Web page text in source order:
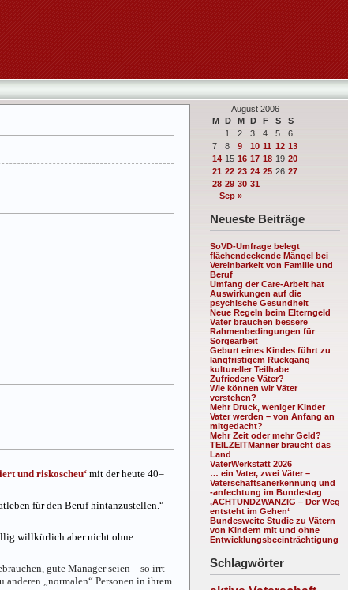
August 2006
M D M D F S
S
1
2 3 4 5
6
7
8 9 10 11 12 13
14 15 16 17 18 19 20
21 22 23 24 25 26 27
28 29 30 31
Sep »
Neueste Beiträge
SoVD-Umfrage belegt
flächendeckende Mängel bei
Vereinbarkeit von Familie und
Beruf
Umfang der Care-Arbeit hat
Auswirkungen auf die
psychische Gesundheit
Neue Regeln beim Elterngeld
Väter brauchen bessere
Rahmenbedingungen für
Sorgearbeit
Geburt eines Kindes führt zu
langfristigem Rückgang
kultureller Teilhabe
Zufriedene Väter?
Wie können wir Väter
verstehen?
Mehr Druck, weniger Kinder
Vater werden – von Anfang an
mitgedacht?
Mehr Zeit oder mehr Geld?
TEILZEITMänner braucht das
Land
VäterWerkstatt 2026
… ein Vater, zwei Väter –
Vaterschaftsanerkennung und
-anfechtung im Bundestag
‚ACHTUNDZWANZIG – Der Weg
entsteht im Gehen‘
Bundesweite Studie zu Vätern
von Kindern mit und ohne
Entwicklungsbeeinträchtigung
Schlagwörter
und riskoscheu‘ mit der heute 40–
für den Beruf hintanzustellen.“
willkürlich aber nicht ohne
gute Manager seien – so irrt
„normalen“ Personen in ihrem